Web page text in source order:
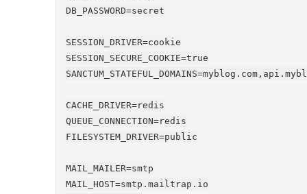
DB_PASSWORD=secret
SESSION_DRIVER=cookie
SESSION_SECURE_COOKIE=true
CACHE_DRIVER=redis
QUEUE_CONNECTION=redis
FILESYSTEM_DRIVER=public
MAIL_MAILER=smtp
MAIL_HOST=smtp.mailtrap.io